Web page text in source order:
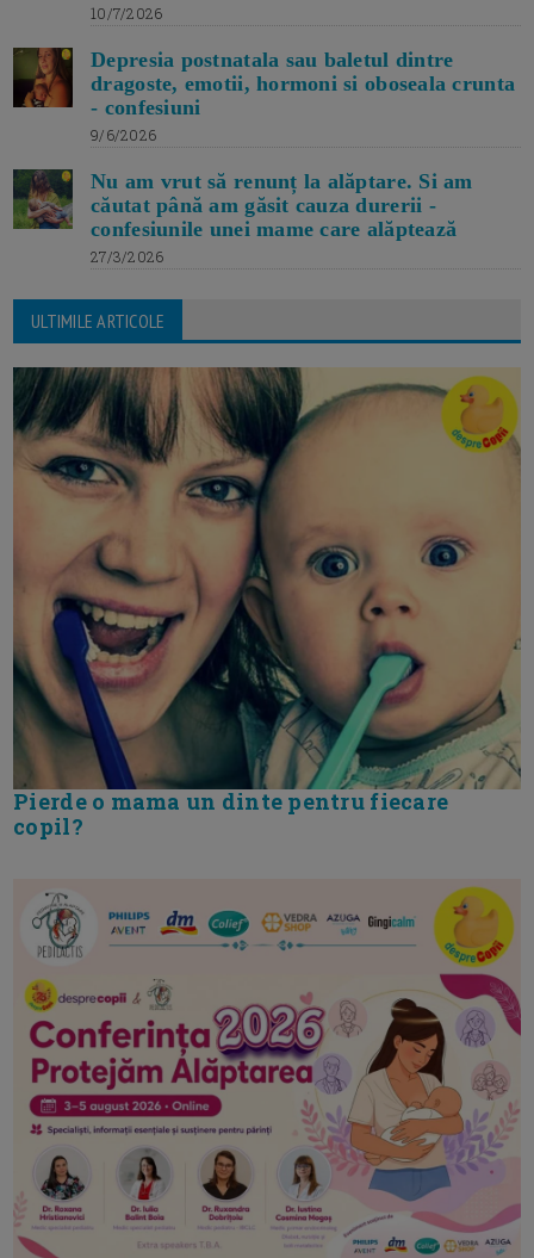
10/7/2026
Depresia postnatala sau baletul dintre
dragoste, emotii, hormoni si oboseala crunta
- confesiuni
9/6/2026
Nu am vrut să renunț la alăptare. Si am
căutat până am găsit cauza durerii -
confesiunile unei mame care alăptează
27/3/2026
ULTIMILE ARTICOLE
Pierde o mama un dinte pentru fiecare
copil?